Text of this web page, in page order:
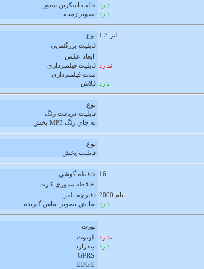
حالت اسكرين سيور: دارد
تصوير زمينه: دارد
نوع: 1.3 لنز
قابليت بزرگنمايي:
ابعاد عكس :
قابليت فيلمبرداري: ندارد
مدت فيلمبرداري:
فلاش: دارد
نوع:
قابليت دريافت زنگ:
MP3 به جاي زنگ:
نوع:
قابليت پخش:
حافظهگوشي : 16
حافظه مموري كارت :
دفترچه تلفن:
2000 نام
نمايش تصوير تماس گيرنده: دارد
پورت:
بلوتوث: ندارد
اينفرارد: دارد
GPRS :
EDGE :